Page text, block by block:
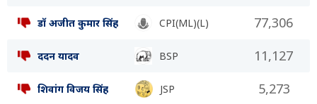
डॉ अजीत कुमार सिंह CPI(ML)(L) 77,306
ददन यादव BSP 11,127
शिवांग विजय सिंह JSP 5,273